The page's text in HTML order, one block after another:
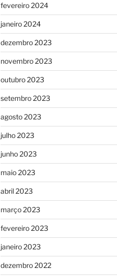
fevereiro 2024
janeiro 2024
dezembro 2023
novembro 2023
outubro 2023
setembro 2023
agosto 2023
julho 2023
junho 2023
maio 2023
abril 2023
março 2023
fevereiro 2023
janeiro 2023
dezembro 2022